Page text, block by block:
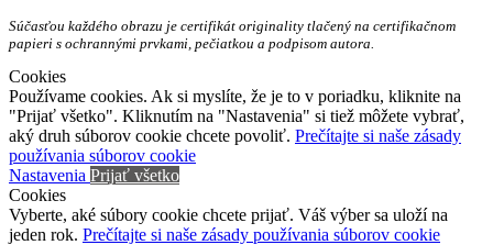
Súčasťou každého obrazu je certifikát originality tlačený na certifikačnom
papieri s ochrannými prvkami, pečiatkou a podpisom autora.
Cookies
Používame cookies. Ak si myslíte, že je to v poriadku, kliknite na
"Prijať všetko". Kliknutím na "Nastavenia" si tiež môžete vybrať,
aký druh súborov cookie chcete povoliť. Prečítajte si naše zásady
používania súborov cookie
Nastavenia Prijať všetko
Cookies
Vyberte, aké súbory cookie chcete prijať. Váš výber sa uloží na
jeden rok. Prečítajte si naše zásady používania súborov cookie